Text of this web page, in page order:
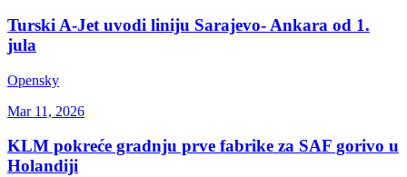
Turski A-Jet uvodi liniju Sarajevo- Ankara od 1.
jula
Opensky
Mar 11, 2026
KLM pokreće gradnju prve fabrike za SAF gorivo u
Holandiji